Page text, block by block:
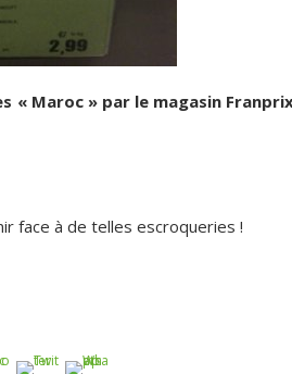
« Maroc » par le magasin
face à de telles escroqueries !